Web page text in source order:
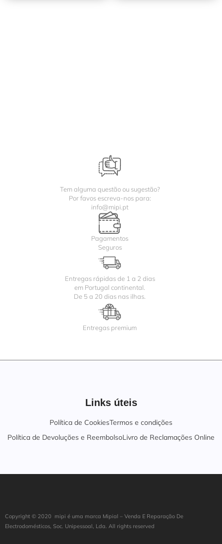
Tem alguma questão ou sugestão?
Por favos escreva-nos para:
info@mipi.pt
Pagamentos
Seguros
Entregas rápidas de 1 a 2 dias
em Portugal continental.
De 5 a 20 dias nas ilhas.
Entregas premium
Links úteis
Política de CookiesTermos e condições
Política de Devoluções e ReembolsoLivro de Reclamações Online
Copyright © 2020 mipi é uma marca Mipial – Venda E Reparação De
Electrodomésticos, Soc. Unipessoal, Lda. All rights reserved